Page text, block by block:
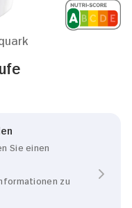
Sie einen
zu